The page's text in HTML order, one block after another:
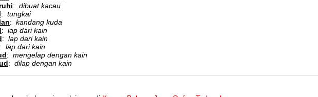
: dibuat kacau
: tungkai
: kandang kuda
: lap dari kain
: lap dari kain
: lap dari kain
: mengelap dengan kain
: dilap dengan kain